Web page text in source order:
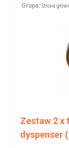
Grupa: Strona
Zestaw 2 x
dyspenser